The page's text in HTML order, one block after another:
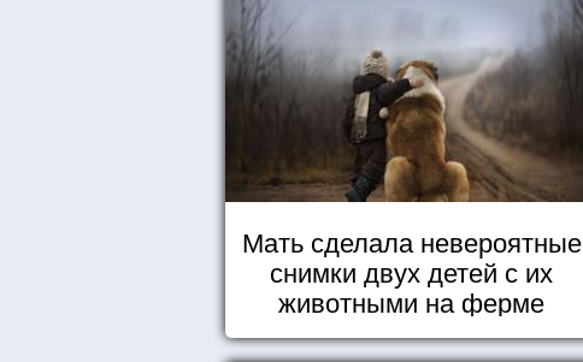
Мать сделала невероятные
снимки двух детей с их
животными на ферме